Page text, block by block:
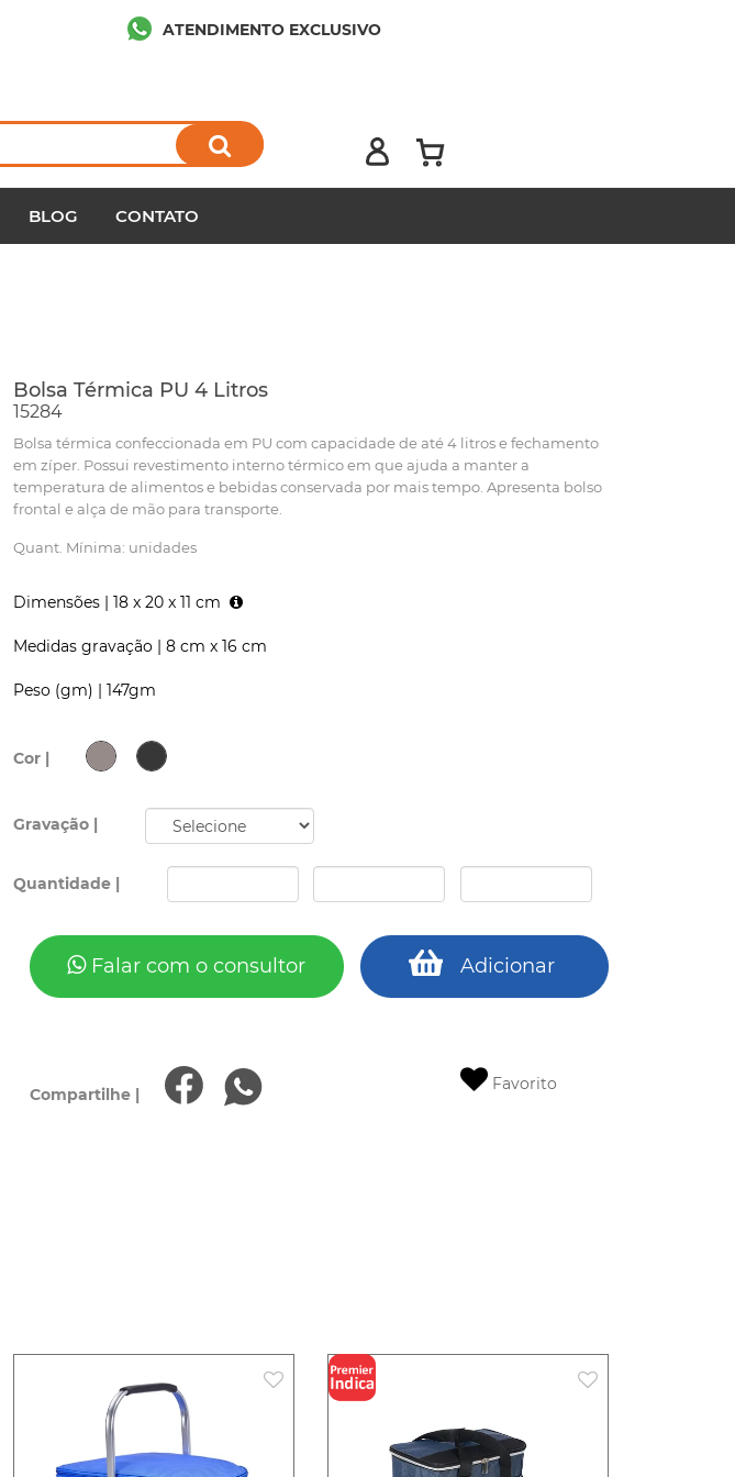
ATENDIMENTO EXCLUSIVO
BLOG CONTATO
Bolsa Térmica PU 4 Litros
15284
Bolsa térmica confeccionada em PU com capacidade de até 4 litros e fechamento
em zíper. Possui revestimento interno térmico em que ajuda a manter a
temperatura de alimentos e bebidas conservada por mais tempo. Apresenta bolso
frontal e alça de mão para transporte.
Quant. Mínima: unidades
Dimensões | 18 x 20 x 11 cm
Medidas gravação | 8 cm x 16 cm
Peso (gm) | 147gm
Cor |
Gravação |
Quantidade |
Falar com o consultor Adicionar
Compartilhe |
Favorito